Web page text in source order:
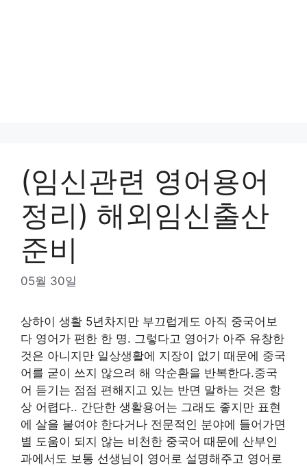
(임신관련 영어용어
정리) 해외임신출산
준비
05월 30일
상하이 생활 5년차지만 부끄럽게도 아직 중국어보
다 영어가 편한 한 명. 그렇다고 영어가 아주 유창한
것은 아니지만 일상생활에 지장이 없기 때문에 중국
어를 굳이 쓰지 않으려 해 악순환을 반복한다.중국
어 듣기는 점점 편해지고 있는 반면 말하는 것은 항
상 어렵다.. 간단한 생활용어는 그래도 좋지만 표현
에 살을 붙여야 한다거나 전문적인 분야에 들어가면
별 도움이 되지 않는 비천한 중국어 때문에 산부인
과에서도 보통 선생님이 영어로 설명해주고 영어로